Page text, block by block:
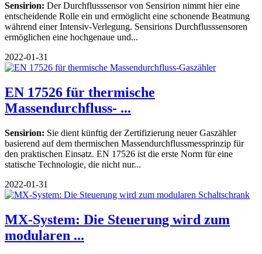
Sensirion: Der Durchflusssensor von Sensirion nimmt hier eine
entscheidende Rolle ein und ermöglicht eine schonende Beatmung
während einer Intensiv-Verlegung. Sensirions Durchflusssensoren
ermöglichen eine hochgenaue und...
2022-01-31
EN 17526 für thermische
Massendurchfluss- ...
Sensirion: Sie dient künftig der Zertifizierung neuer Gaszähler
basierend auf dem thermischen Massendurchflussmessprinzip für
den praktischen Einsatz. EN 17526 ist die erste Norm für eine
statische Technologie, die nicht nur...
2022-01-31
MX-System: Die Steuerung wird zum
modularen ...